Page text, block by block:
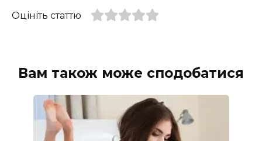
Оцініть статтю
Вам також може сподобатися